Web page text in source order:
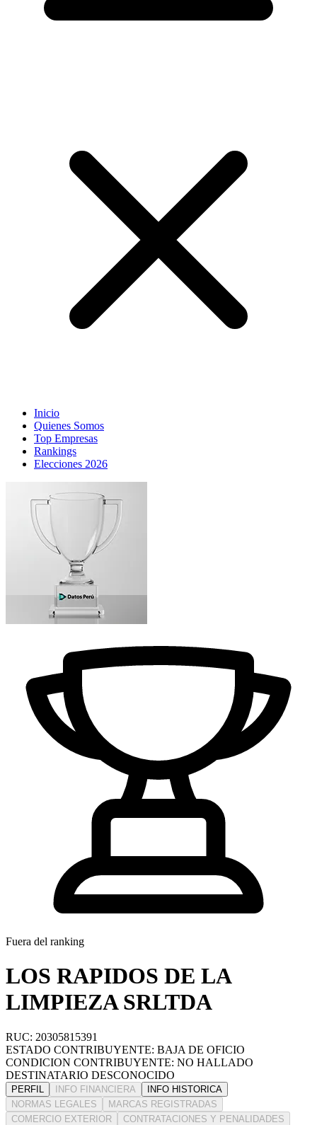
Inicio
Quienes Somos
Top Empresas
Rankings
Elecciones 2026
Fuera del ranking
LOS RAPIDOS DE LA
LIMPIEZA SRLTDA
RUC: 20305815391
ESTADO CONTRIBUYENTE: BAJA DE OFICIO
CONDICION CONTRIBUYENTE: NO HALLADO
DESTINATARIO DESCONOCIDO
PERFIL INFO FINANCIERA
INFO HISTORICA
NORMAS LEGALES
MARCAS REGISTRADAS
COMERCIO EXTERIOR
CONTRATACIONES Y PENALIDADES